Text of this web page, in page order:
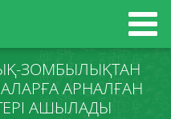
ЗОМБЫЛЫҚТАН
АРНАЛҒАН
АШЫЛАДЫ